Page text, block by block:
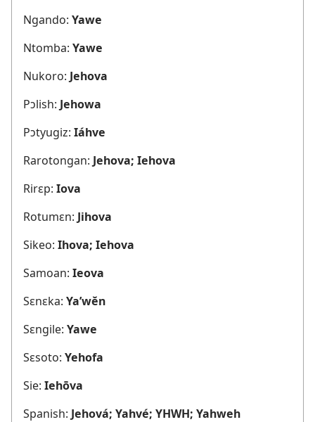
Ngando: Yawe
Ntomba: Yawe
Nukoro: Jehova
Pɔlish: Jehowa
Pɔtyugiz: Iáhve
Rarotongan: Jehova; Iehova
Rirɛp: Iova
Rotumɛn: Jihova
Sikeo: Ihova; Iehova
Samoan: Ieova
Sɛnɛka: Ya’wĕn
Sɛngile: Yawe
Sɛsoto: Yehofa
Sie: Iehōva
Spanish: Jehová; Yahvé; YHWH; Yahweh